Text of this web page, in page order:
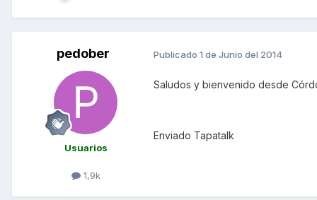
pedober
Usuarios
1,9k
Publicado 1 de Junio del 2014
Saludos y bienvenido desde
Enviado Tapatalk